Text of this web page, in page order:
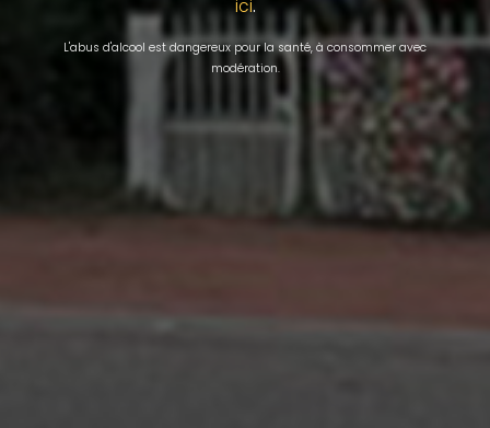
ici
L'abus d'alcool est dangereux pour la santé, à consommer avec
modération.